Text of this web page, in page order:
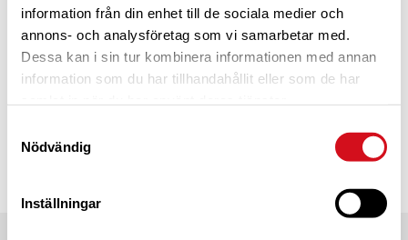
information från din enhet till de sociala medier och
annons- och analysföretag som vi samarbetar med.
Dessa kan i sin tur kombinera informationen med annan
information som du har tillhandahållit eller som de har
Nödvändig
Inställningar